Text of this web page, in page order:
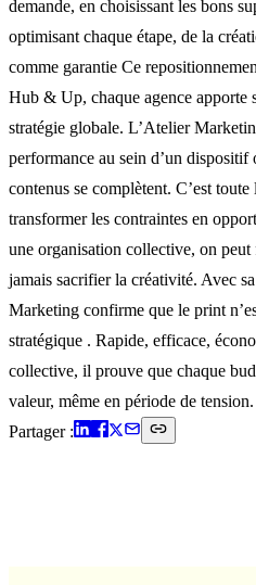
demande, en choisissant les bons
optimisant chaque étape, de la
comme garantie Ce
Hub & Up, chaque agence apporte
stratégie globale. L’Atelier
performance au sein d’un
contenus se complètent. C’est
transformer les contraintes en
une organisation collective, on
jamais sacrifier la créativité. Avec
Marketing confirme que le print
stratégique . Rapide, efficace,
collective, il prouve que chaque
valeur, même en période de tension.
Partager :